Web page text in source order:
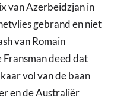
van Azerbeidzjan in
gebrand en niet
van Romain
Fransman deed dat
vol van de baan
en de Australiër